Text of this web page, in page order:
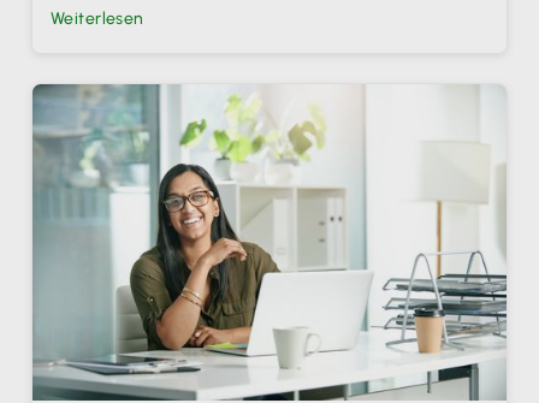
Weiterlesen